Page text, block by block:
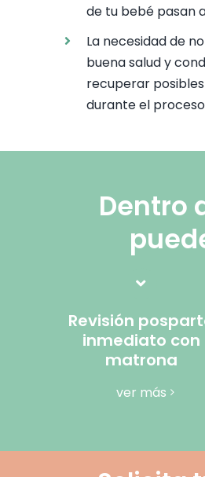
de tu bebé pasan
La necesidad de
buena salud y
recuperar
durante el
Dentro
Revisión
inmediato con
matrona
ver más